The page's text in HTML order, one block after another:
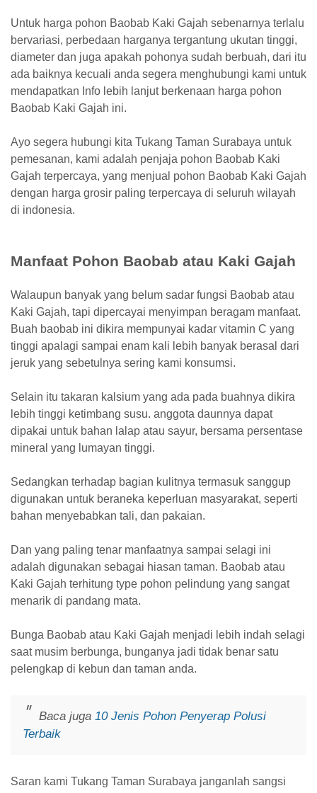
Untuk harga pohon Baobab Kaki Gajah sebenarnya terlalu
bervariasi, perbedaan harganya tergantung ukutan tinggi,
diameter dan juga apakah pohonya sudah berbuah, dari itu
ada baiknya kecuali anda segera menghubungi kami untuk
mendapatkan Info lebih lanjut berkenaan harga pohon
Baobab Kaki Gajah ini.
Ayo segera hubungi kita Tukang Taman Surabaya untuk
pemesanan, kami adalah penjaja pohon Baobab Kaki
Gajah terpercaya, yang menjual pohon Baobab Kaki Gajah
dengan harga grosir paling terpercaya di seluruh wilayah
di indonesia.
Manfaat Pohon Baobab atau Kaki Gajah
Walaupun banyak yang belum sadar fungsi Baobab atau
Kaki Gajah, tapi dipercayai menyimpan beragam manfaat.
Buah baobab ini dikira mempunyai kadar vitamin C yang
tinggi apalagi sampai enam kali lebih banyak berasal dari
jeruk yang sebetulnya sering kami konsumsi.
Selain itu takaran kalsium yang ada pada buahnya dikira
lebih tinggi ketimbang susu. anggota daunnya dapat
dipakai untuk bahan lalap atau sayur, bersama persentase
mineral yang lumayan tinggi.
Sedangkan terhadap bagian kulitnya termasuk sanggup
digunakan untuk beraneka keperluan masyarakat, seperti
bahan menyebabkan tali, dan pakaian.
Dan yang paling tenar manfaatnya sampai selagi ini
adalah digunakan sebagai hiasan taman. Baobab atau
Kaki Gajah terhitung type pohon pelindung yang sangat
menarik di pandang mata.
Bunga Baobab atau Kaki Gajah menjadi lebih indah selagi
saat musim berbunga, bunganya jadi tidak benar satu
pelengkap di kebun dan taman anda.
Baca juga 10 Jenis Pohon Penyerap Polusi
Terbaik
Saran kami Tukang Taman Surabaya janganlah sangsi